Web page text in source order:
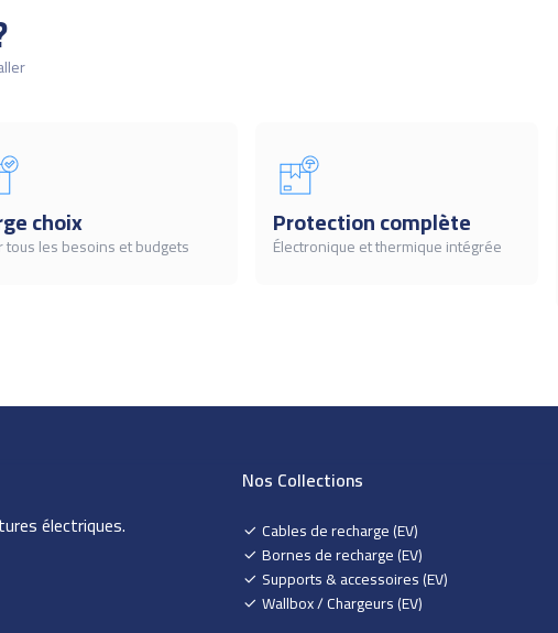
choix
tous les besoins et budgets
Protection complète
Électronique et thermique intégrée
électriques.
Nos Collections
Cables de recharge (EV)
Bornes de recharge (EV)
Supports & accessoires (EV)
Wallbox / Chargeurs (EV)